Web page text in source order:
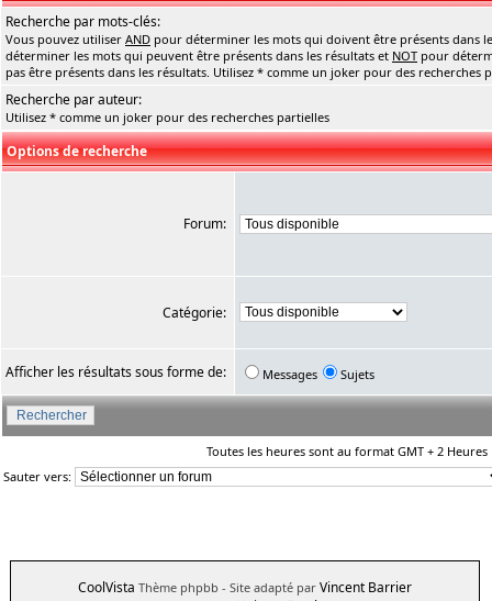
Recherche par mots-clés:
Vous pouvez utiliser AND pour déterminer les mots qui doivent être présents dans
déterminer les mots qui peuvent être présents dans les résultats et NOT pour
pas être présents dans les résultats. Utilisez * comme un joker pour des recherches
Recherche par auteur:
Utilisez * comme un joker pour des recherches partielles
Options de recherche
Forum:
Catégorie:
Afficher les résultats sous forme de: Messages Sujets
Toutes les heures sont au format GMT + 2 Heures
Sauter vers:
CoolVista Thème phpbb - Site adapté par Vincent Barrier